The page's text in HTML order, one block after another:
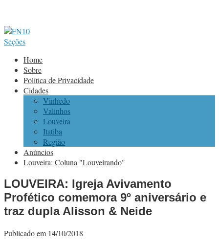
Seções
Home
Sobre
Política de Privacidade
Cidades
Vinhedo
Valinhos
Louveira
Itatiba
Região
Anúncios
Louveira: Coluna "Louveirando"
LOUVEIRA: Igreja Avivamento
Profético comemora 9º aniversário e
traz dupla Alisson & Neide
Publicado em 14/10/2018